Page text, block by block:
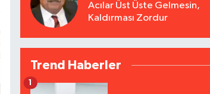
Acılar Üst Üste Gelmesin,
Kaldırması Zordur
Trend Haberler
1